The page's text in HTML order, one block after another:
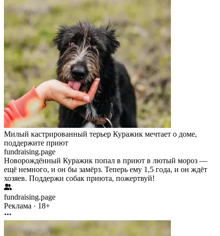
Милый кастрированный терьер Куражик мечтает о доме,
поддержите приют
fundraising.page
Новорождённый Куражик попал в приют в лютый мороз —
ещё немного, и он бы замёрз. Теперь ему 1,5 года, и он ждёт
хозяев. Поддержи собак приюта, пожертвуй!
fundraising.page
Реклама · 18+